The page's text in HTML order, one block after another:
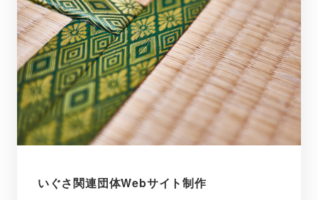
いぐさ関連団体Webサイト制作